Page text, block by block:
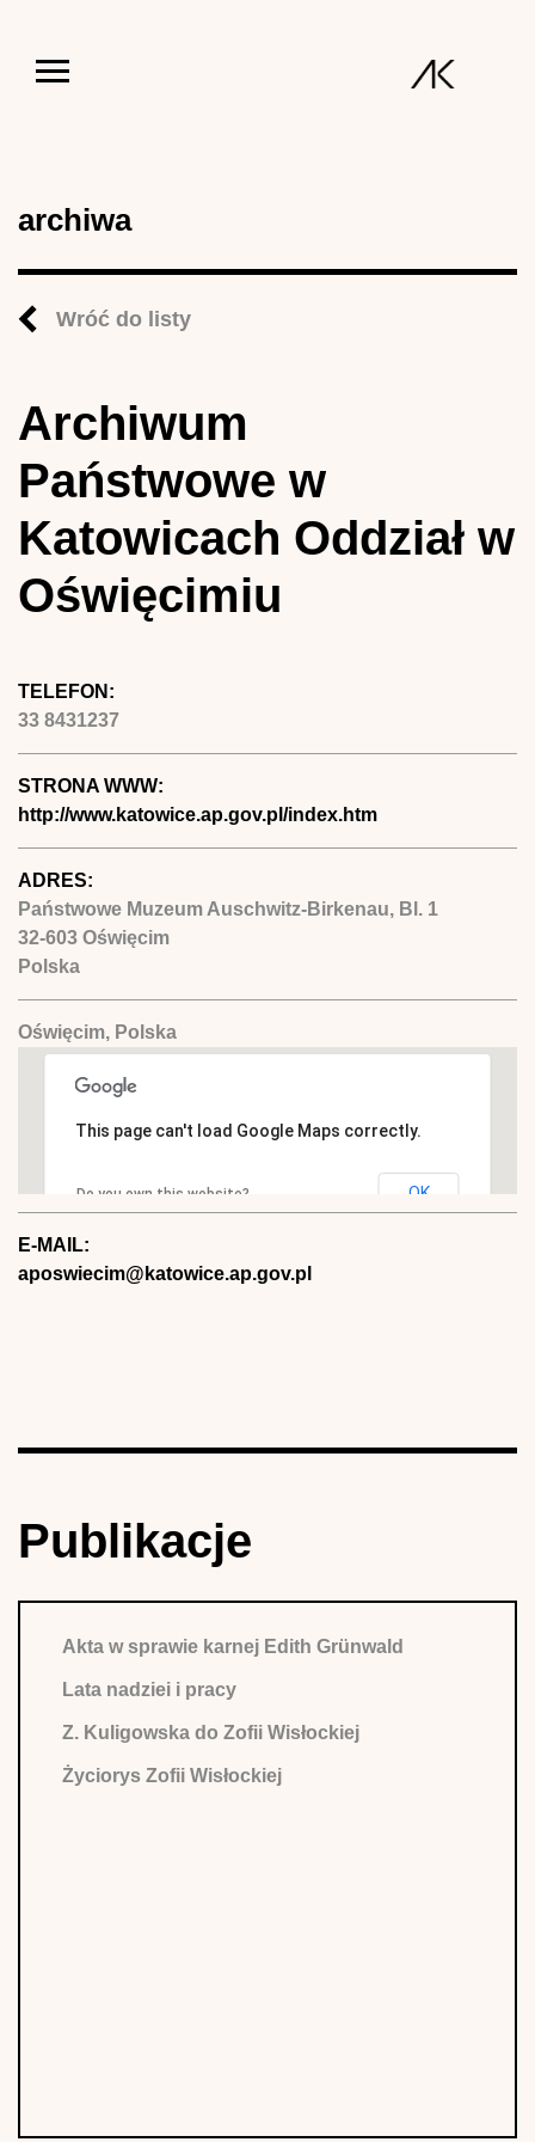
archiwa
Wróć do listy
Archiwum
Państwowe w
Katowicach Oddział w
Oświęcimiu
TELEFON:
33 8431237
STRONA WWW:
http://www.katowice.ap.gov.pl/index.htm
ADRES:
Państwowe Muzeum Auschwitz-Birkenau, Bl. 1
32-603 Oświęcim
Polska
Oświęcim, Polska
This page can't load Google Maps correctly.
Do you own this website? OK
E-MAIL:
aposwiecim@katowice.ap.gov.pl
Publikacje
Akta w sprawie karnej Edith Grünwald
Lata nadziei i pracy
Z. Kuligowska do Zofii Wisłockiej
Życiorys Zofii Wisłockiej